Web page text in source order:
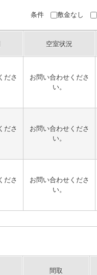
条件 敷金なし
空室状況
ださ
お問い合わせくださ
い。
ださ
お問い合わせくださ
い。
ださ
お問い合わせくださ
い。
間取